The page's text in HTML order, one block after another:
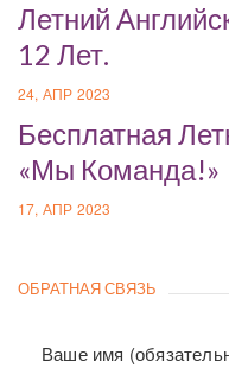
Летний
12 Лет.
24, АПР 2023
Бесплатная
«Мы Команда!»
17, АПР 2023
ОБРАТНАЯ СВЯЗЬ
Ваше имя